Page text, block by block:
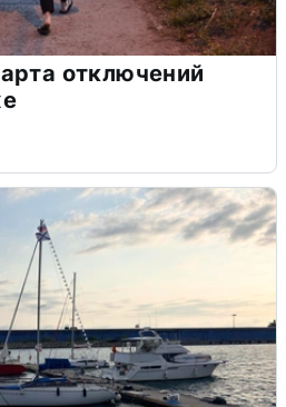
отключений